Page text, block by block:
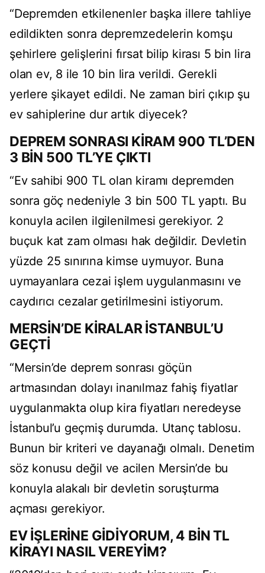
“Depremden etkilenenler başka illere tahliye
edildikten sonra depremzedelerin komşu
şehirlere gelişlerini fırsat bilip kirası 5 bin lira
olan ev, 8 ile 10 bin lira verildi. Gerekli
yerlere şikayet edildi. Ne zaman biri çıkıp şu
ev sahiplerine dur artık diyecek?
DEPREM SONRASI KİRAM 900 TL’DEN
3 BİN 500 TL’YE ÇIKTI
“Ev sahibi 900 TL olan kiramı depremden
sonra göç nedeniyle 3 bin 500 TL yaptı. Bu
konuyla acilen ilgilenilmesi gerekiyor. 2
buçuk kat zam olması hak değildir. Devletin
yüzde 25 sınırına kimse uymuyor. Buna
uymayanlara cezai işlem uygulanmasını ve
caydırıcı cezalar getirilmesini istiyorum.
MERSİN’DE KİRALAR İSTANBUL’U
GEÇTİ
“Mersin’de deprem sonrası göçün
artmasından dolayı inanılmaz fahiş fiyatlar
uygulanmakta olup kira fiyatları neredeyse
İstanbul’u geçmiş durumda. Utanç tablosu.
Bunun bir kriteri ve dayanağı olmalı. Denetim
söz konusu değil ve acilen Mersin’de bu
konuyla alakalı bir devletin soruşturma
açması gerekiyor.
EV İŞLERİNE GİDİYORUM, 4 BİN TL
KİRAYI NASIL VEREYİM?